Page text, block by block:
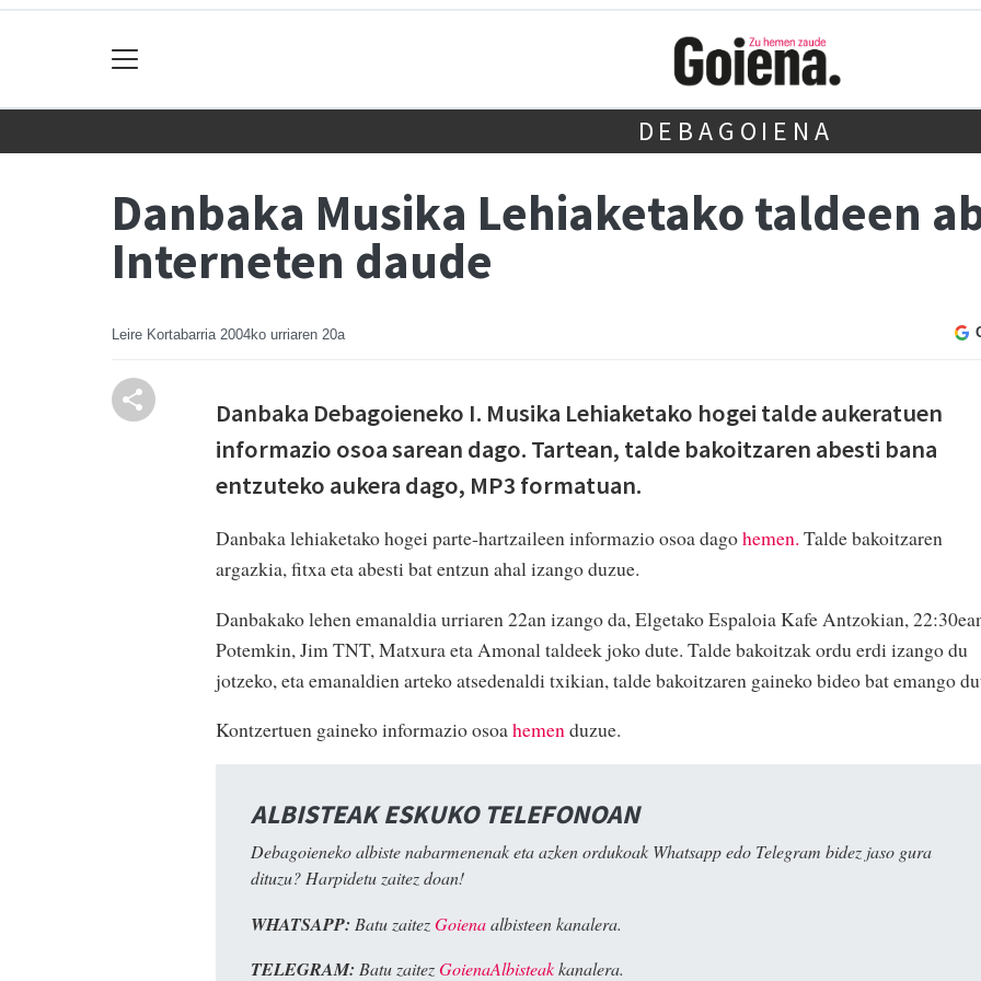
DEBAGOIENA
Danbaka Musika Lehiaketako taldeen
Interneten daude
Leire Kortabarria 2004ko urriaren 20a
Danbaka Debagoieneko I. Musika Lehiaketako hogei talde aukeratuen
informazio osoa sarean dago. Tartean, talde bakoitzaren abesti bana
entzuteko aukera dago, MP3 formatuan.
Danbaka lehiaketako hogei parte-hartzaileen informazio osoa dagohemen. Talde bakoitzaren
argazkia, fitxa eta abesti bat entzun ahal izango duzue.
Danbakako lehen emanaldia urriaren 22an izango da, Elgetako Espaloia Kafe Antzokian,
Potemkin, Jim TNT, Matxura eta Amonal taldeek joko dute. Talde bakoitzak ordu erdi izango du
jotzeko, eta emanaldien arteko atsedenaldi txikian, talde bakoitzaren gaineko bideo bat emango
Kontzertuen gaineko informazio osoahemenduzue.
ALBISTEAK ESKUKO TELEFONOAN
Debagoieneko albiste nabarmenenak eta azken ordukoak Whatsapp edo Telegram bidez jaso gura
dituzu? Harpidetu zaitez doan!
WHATSAPP: Batu zaitezGoienaalbisteen kanalera.
TELEGRAM: Batu zaitezGoienaAlbisteakkanalera.